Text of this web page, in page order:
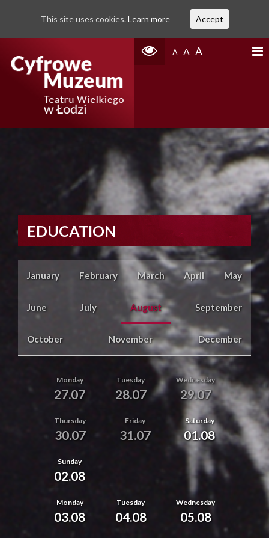
A A A
EDUCATION
January February March April May
June July August September
October November December
Monday
27.07
Tuesday
28.07
Wednesday
29.07
Thursday
30.07
Friday
31.07
Saturday
01.08
Sunday
02.08
Monday
03.08
Tuesday
04.08
Wednesday
05.08
This site uses cookies. Learn more Accept